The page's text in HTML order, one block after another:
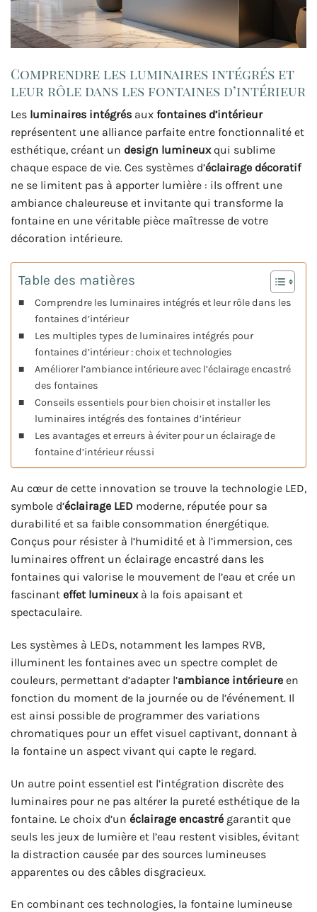
Comprendre les luminaires intégrés et
leur rôle dans les fontaines d’intérieur
Les luminaires intégrés aux fontaines d’intérieur
représentent une alliance parfaite entre fonctionnalité et
esthétique, créant un design lumineuxqui sublime
chaque espace de vie. Ces systèmes d’éclairage décoratif
ne se limitent pas à apporter lumière : ils offrent une
ambiance chaleureuse et invitante qui transforme la
fontaine en une véritable pièce maîtresse de votre
décoration intérieure.
Table des matières
Comprendre les luminaires intégrés et leur rôle dans les
fontaines d’intérieur
Les multiples types de luminaires intégrés pour
fontaines d’intérieur : choix et technologies
Améliorer l’ambiance intérieure avec l’éclairage encastré
des fontaines
Conseils essentiels pour bien choisir et installer les
luminaires intégrés des fontaines d’intérieur
Les avantages et erreurs à éviter pour un éclairage de
fontaine d’intérieur réussi
Au cœur de cette innovation se trouve la technologie LED,
symbole d’éclairage LED moderne, réputée pour sa
durabilité et sa faible consommation énergétique.
Conçus pour résister à l’humidité et à l’immersion, ces
luminaires offrent un éclairage encastré dans les
fontaines qui valorise le mouvement de l’eau et crée un
fascinant effet lumineuxà la fois apaisant et
spectaculaire.
Les systèmes à LEDs, notamment les lampes RVB,
illuminent les fontaines avec un spectre complet de
couleurs, permettant d’adapter l’ambiance intérieure en
fonction du moment de la journée ou de l’événement. Il
est ainsi possible de programmer des variations
chromatiques pour un effet visuel captivant, donnant à
la fontaine un aspect vivant qui capte le regard.
Un autre point essentiel est l’intégration discrète des
luminaires pour ne pas altérer la pureté esthétique de la
fontaine. Le choix d’un éclairage encastré garantit que
seuls les jeux de lumière et l’eau restent visibles, évitant
la distraction causée par des sources lumineuses
apparentes ou des câbles disgracieux.
En combinant ces technologies, la fontaine lumineuse